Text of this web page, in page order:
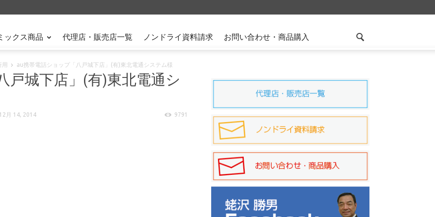
ックス商品 代理店・販売店一覧 ノンドライ資料請求 お問い合わせ・商品購入
用 au携帯電話ショップ「八戸城下店」(有)東北電通システム様
戸城下店」(有)東北電通シ
月 14, 2014 9791